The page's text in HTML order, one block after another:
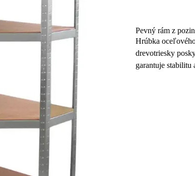
Pevný rám z
Hrúbka
drevotriesky
garantuje